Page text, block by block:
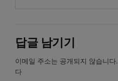
답글 남기기
이메일 주소는 공개되지 않습니다.
다